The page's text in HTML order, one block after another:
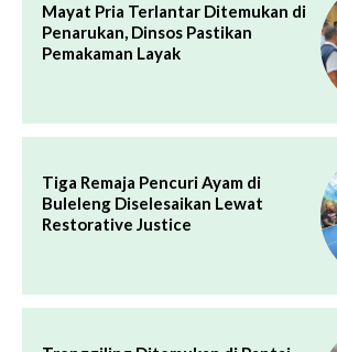
Mayat Pria Terlantar Ditemukan di
Penarukan, Dinsos Pastikan
Pemakaman Layak
Tiga Remaja Pencuri Ayam di
Buleleng Diselesaikan Lewat
Restorative Justice